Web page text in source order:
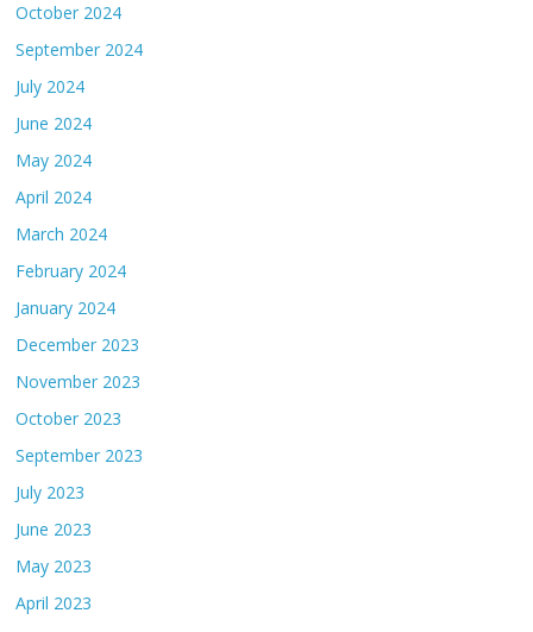
October 2024
September 2024
July 2024
June 2024
May 2024
April 2024
March 2024
February 2024
January 2024
December 2023
November 2023
October 2023
September 2023
July 2023
June 2023
May 2023
April 2023